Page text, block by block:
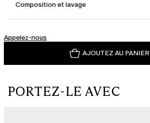
Composition et lavage
Appelez-nous
AJOUTEZ AU PANIER
PORTEZ-LE AVEC